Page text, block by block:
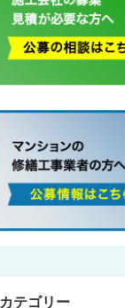
カテゴリー